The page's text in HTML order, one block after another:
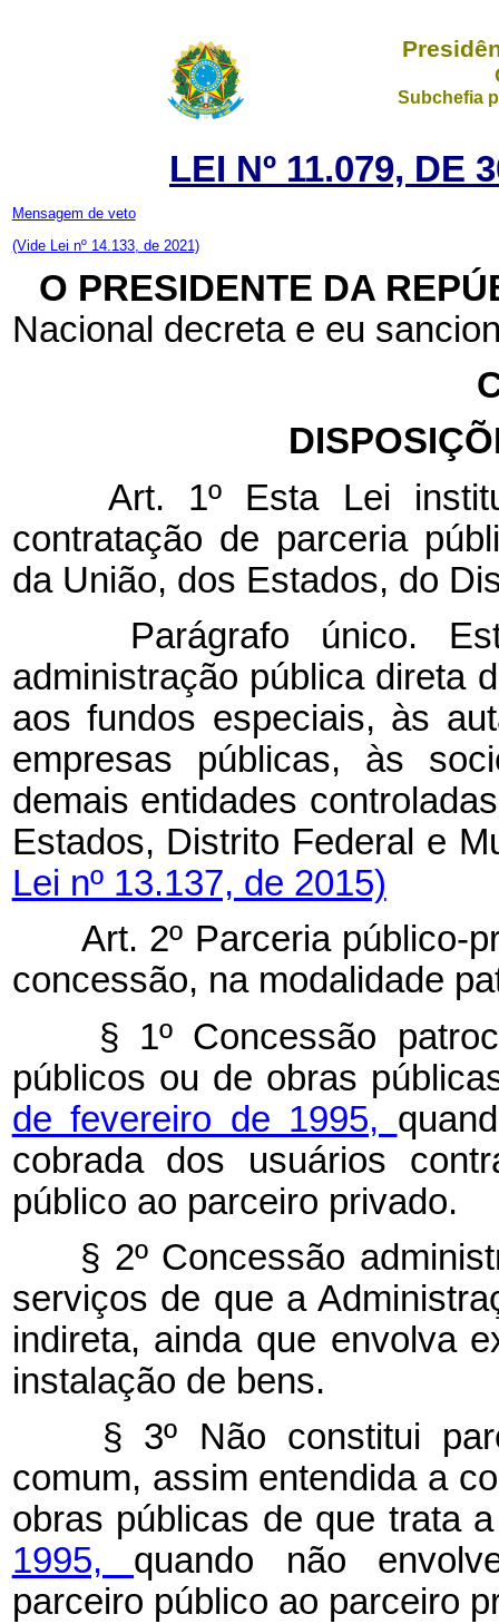
Subchefia
LEI Nº 11.079, DE
Mensagem de veto
(Vide Lei nº 14.133, de 2021)
O PRESIDENTE DA
Nacional decreta e eu
Art. 1º Esta Lei
contratação de parceria
da União, dos Estados, do
Parágrafo único.
administração pública direta
aos fundos especiais, às
empresas públicas, às
demais entidades
Estados, Distrito
Lei nº 13.137, de 2015)
Art. 2º Parceria público-
concessão, na modalidade
§ 1º Concessão
públicos ou de obras
de fevereiro de 1995,
cobrada dos usuários
público ao parceiro privado.
§ 2º Concessão
serviços de que a
indireta, ainda que envolva
instalação de bens.
§ 3º Não constitui
comum, assim entendida a
obras públicas de que trata
1995, quando não
parceiro público ao parceiro